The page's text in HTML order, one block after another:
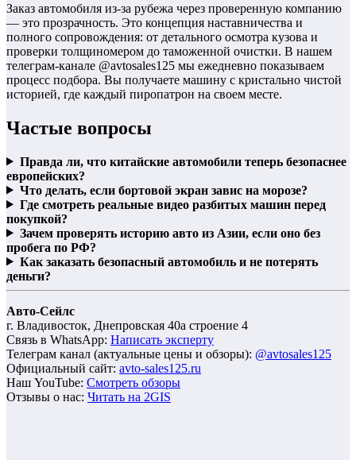
Заказ автомобиля из-за рубежа через проверенную компанию
— это прозрачность. Это концепция наставничества и
полного сопровождения: от детального осмотра кузова и
проверки толщиномером до таможенной очистки. В нашем
телеграм-канале @avtosales125 мы ежедневно показываем
процесс подбора. Вы получаете машину с кристально чистой
историей, где каждый пиропатрон на своем месте.
Частые вопросы
Правда ли, что китайские автомобили теперь безопаснее
европейских?
Что делать, если бортовой экран завис на морозе?
Где смотреть реальные видео разбитых машин перед
покупкой?
Зачем проверять историю авто из Азии, если оно без
пробега по РФ?
Как заказать безопасный автомобиль и не потерять
деньги?
Авто-Сейлс
г. Владивосток, Днепровская 40а строение 4
Связь в WhatsApp: Написать эксперту
Телеграм канал (актуальные цены и обзоры): @avtosales125
Официальный сайт: avto-sales125.ru
Наш YouTube: Смотреть обзоры
Отзывы о нас: Читать на 2GIS